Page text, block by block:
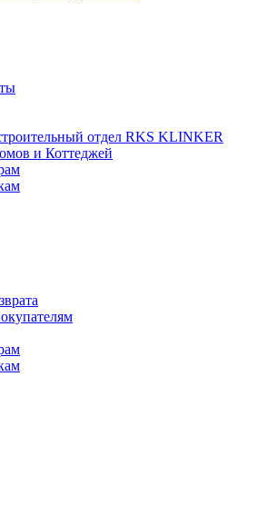
отдел RKS KLINKER
и Коттеджей